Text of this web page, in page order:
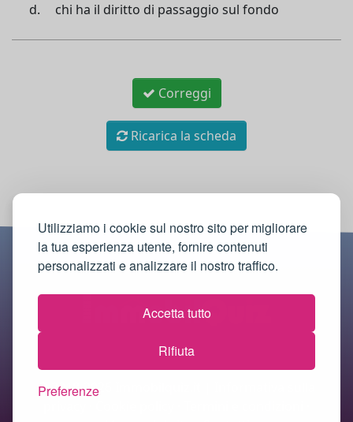
Utilizziamo i cookie sul nostro sito per migliorare
la tua esperienza utente, fornire contenuti
personalizzati e analizzare il nostro traffico.
Accetta tutto
Rifiuta
Preferenze
chi ha il diritto di passaggio sul fondo
Correggi
Ricarica la scheda
© 2018-2026 Immobilquiz.it |